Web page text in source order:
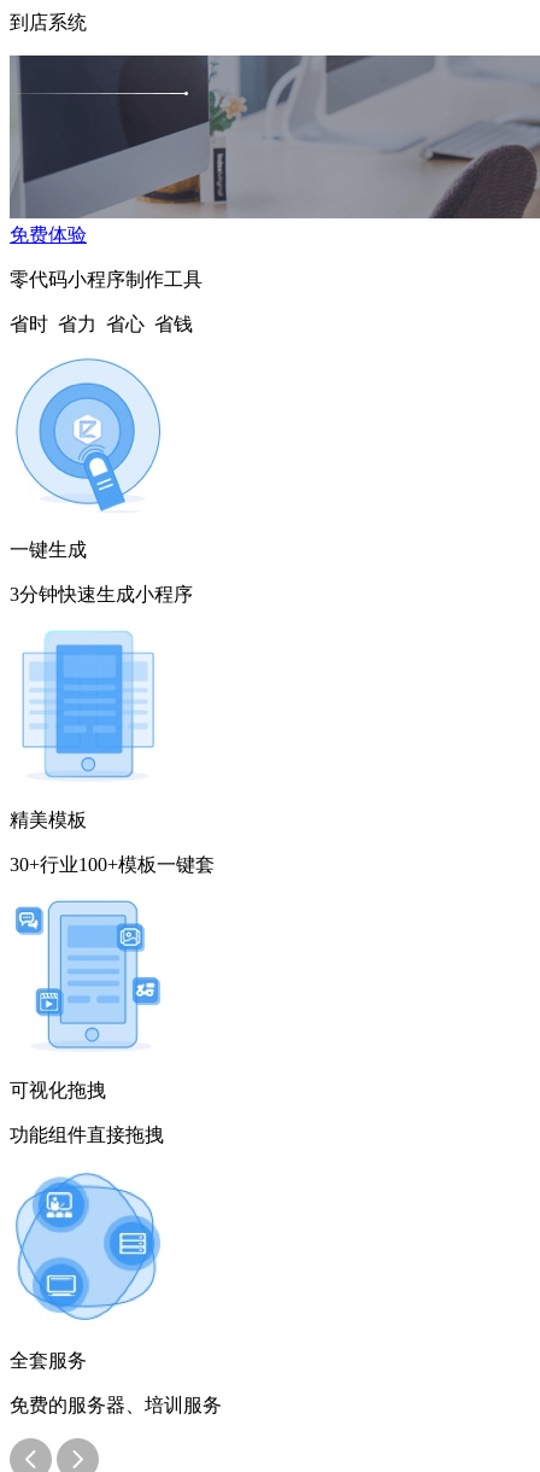
到店系统
免费体验
零代码小程序制作工具
省时 省力 省心 省钱
一键生成
3分钟快速生成小程序
精美模板
30+行业100+模板一键套
可视化拖拽
功能组件直接拖拽
全套服务
免费的服务器、培训服务